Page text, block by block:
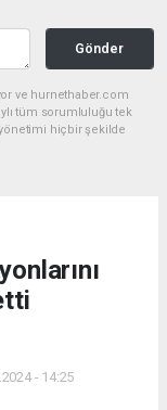
Gönder
ve hurnethaber.com
tüm sorumluluğu tek
yönetimi hiçbir şekilde
- 14:25